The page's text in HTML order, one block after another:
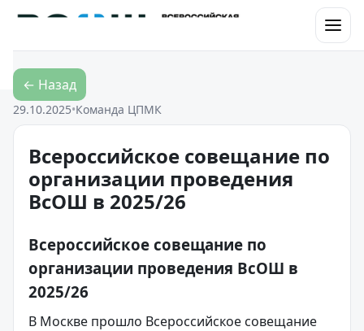
Перейти к контенту
← Назад
29.10.2025•Команда ЦПМК
Всероссийское совещание по
организации проведения
ВсОШ в 2025/26
Всероссийское совещание по
организации проведения ВсОШ в
2025/26
В Москве прошло Всероссийское совещание